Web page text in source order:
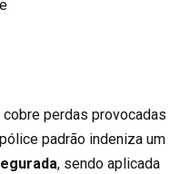
perdas provocadas
padrão indeniza um
, sendo aplicada